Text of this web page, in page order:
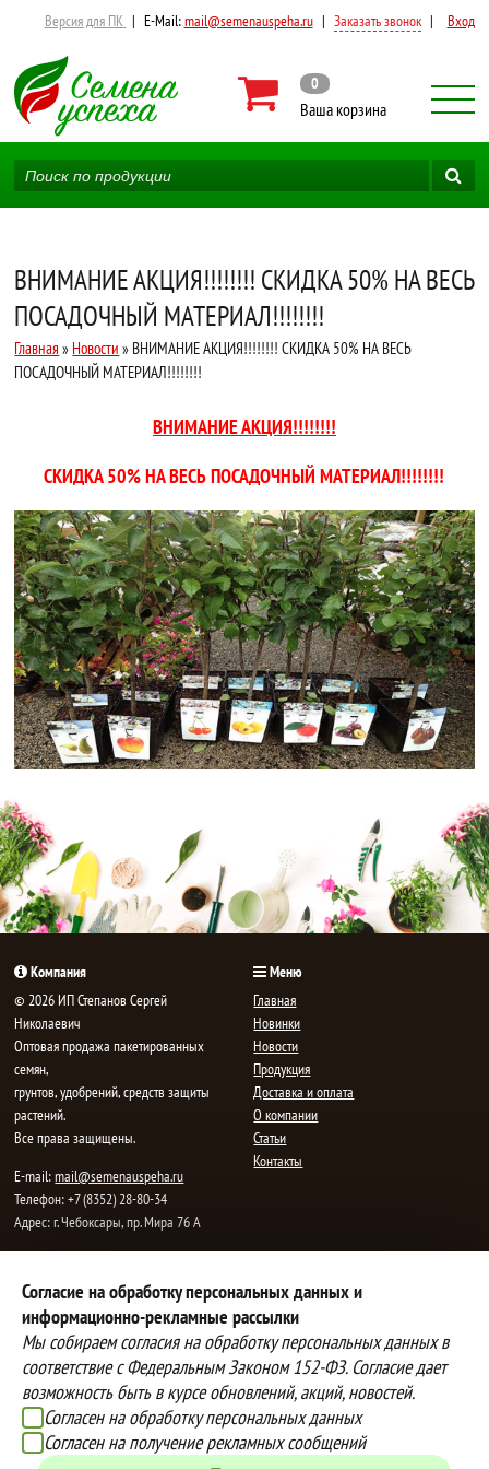
Версия для ПК | E-Mail:mail@semenauspeha.ru | Заказать звонок | Вход
0
Ваша корзина
ВНИМАНИЕ АКЦИЯ!!!!!!!! СКИДКА 50% НА ВЕСЬ
ПОСАДОЧНЫЙ МАТЕРИАЛ!!!!!!!!
Главная » Новости » ВНИМАНИЕ АКЦИЯ!!!!!!!! СКИДКА 50% НА ВЕСЬ
ПОСАДОЧНЫЙ МАТЕРИАЛ!!!!!!!!
ВНИМАНИЕ АКЦИЯ!!!!!!!!
СКИДКА 50% НА ВЕСЬ ПОСАДОЧНЫЙ МАТЕРИАЛ!!!!!!!!
Согласие на обработку персональных данных и
информационно-рекламные рассылки
Мы собираем согласия на обработку персональных данных в
соответствие с Федеральным Законом 152-ФЗ. Согласие дает
возможность быть в курсе обновлений, акций, новостей.
Согласен на обработку персональных данных
Согласен на получение рекламных сообщений
Компания
© 2026 ИП Степанов Сергей
Николаевич
Oптовая продажа пакетированных
семян,
грунтов, удобрений, средств защиты
растений.
Все права защищены.
E-mail:mail@semenauspeha.ru
Телефон: +7 (8352) 28-80-34
Адрес: г. Чебоксары, пр. Мира 76 А
Меню
Главная
Новинки
Новости
Продукция
Доставка и оплата
О компании
Статьи
Контакты
Способы оплаты
Вы можете оплатить покупки
наличными при получении товара,
либо выбрать другой способ оплаты
Инструкция по оплате банковской
картой
Доставка
Наша компания осуществляет
бесплатную
доставку до терминалов транспортных
компаний.
Подробнее об условиях условиях
оплаты и доставки